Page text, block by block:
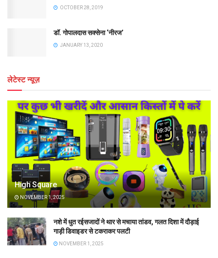
OCTOBER 28, 2019
डॉ. गोपालदास सक्सेना ‘नीरज’
JANUARY 13, 2020
लेटेस्ट न्यूज़
High Square
NOVEMBER 1, 2025
नशे में धुत रईसजादों ने थार से मचाया तांडव, गलत दिशा में दौड़ाई
गाड़ी डिवाइडर से टकराकर पलटी
NOVEMBER 1, 2025